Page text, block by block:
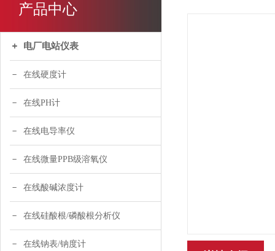
产品中心
电厂电站仪表
在线硬度计
在线PH计
在线电导率仪
在线微量PPB级溶氧仪
在线酸碱浓度计
在线硅酸根/磷酸根分析仪
在线钠表/钠度计